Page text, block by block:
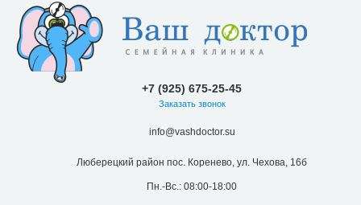
+7 (925) 675-25-45
Заказать звонок
info@vashdoctor.su
Люберецкий район пос. Коренево, ул. Чехова, 16б
Пн.-Вс.: 08:00-18:00